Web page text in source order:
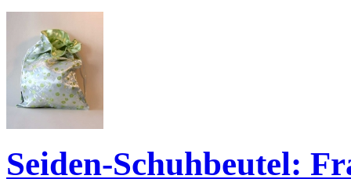
Seiden-Schuhbeutel: